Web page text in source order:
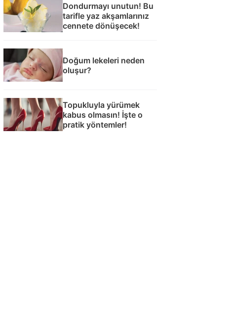
Dondurmayı unutun! Bu
tarifle yaz akşamlarınız
cennete dönüşecek!
Doğum lekeleri neden
oluşur?
Topukluyla yürümek
kabus olmasın! İşte o
pratik yöntemler!